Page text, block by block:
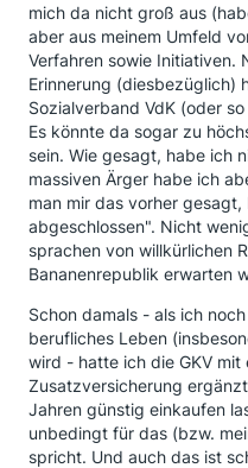
mich da nicht groß aus
aber aus meinem Umfeld
Verfahren sowie Initiativen.
Erinnerung (diesbezüglich)
Sozialverband VdK (oder
Es könnte da sogar zu
sein. Wie gesagt, habe ich
massiven Ärger habe ich
man mir das vorher
abgeschlossen". Nicht
sprachen von willkürlichen
Bananenrepublik erwarten
Schon damals - als ich
berufliches Leben
wird - hatte ich die GKV mit
Zusatzversicherung
Jahren günstig einkaufen
unbedingt für das (bzw.
spricht. Und auch das ist